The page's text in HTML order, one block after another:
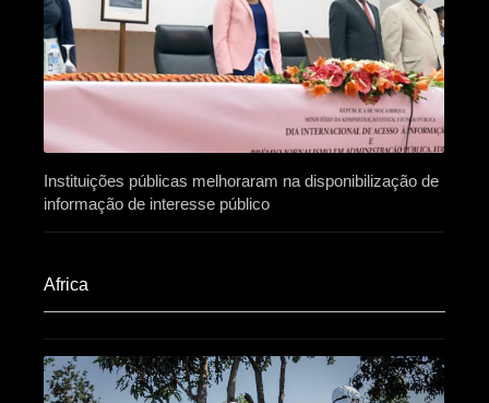
Instituições públicas melhoraram na disponibilização de
informação de interesse público
Africa​